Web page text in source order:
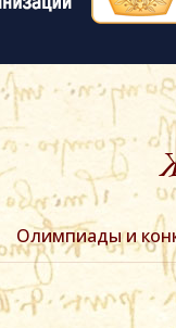
Олимпиады и